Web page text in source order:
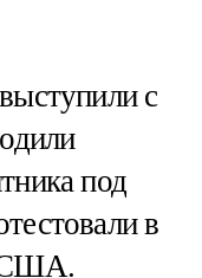
с
под
в
США.